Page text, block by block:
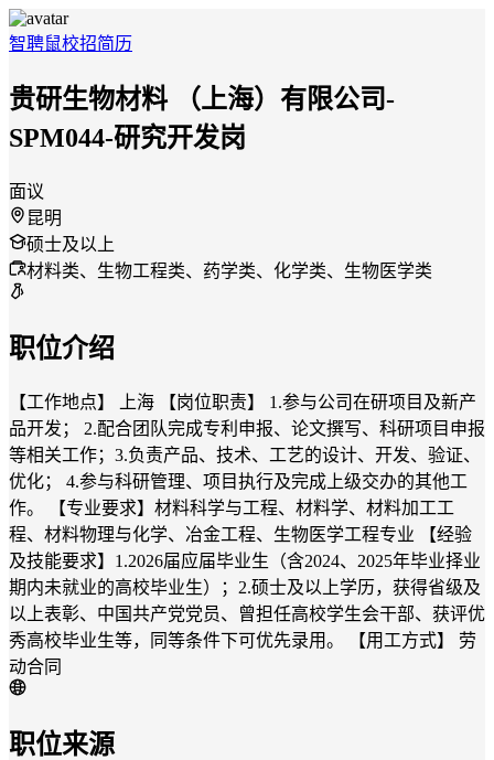
智聘鼠校招简历
贵研生物材料 （上海）有限公司-
SPM044-研究开发岗
面议
昆明
硕士及以上
材料类、生物工程类、药学类、化学类、生物医学类
职位介绍
【工作地点】 上海 【岗位职责】 1.参与公司在研项目及新产
品开发； 2.配合团队完成专利申报、论文撰写、科研项目申报
等相关工作；3.负责产品、技术、工艺的设计、开发、验证、
优化； 4.参与科研管理、项目执行及完成上级交办的其他工
作。 【专业要求】材料科学与工程、材料学、材料加工工
程、材料物理与化学、冶金工程、生物医学工程专业 【经验
及技能要求】1.2026届应届毕业生（含2024、2025年毕业择业
期内未就业的高校毕业生）；2.硕士及以上学历，获得省级及
以上表彰、中国共产党党员、曾担任高校学生会干部、获评优
秀高校毕业生等，同等条件下可优先录用。 【用工方式】 劳
动合同
职位来源